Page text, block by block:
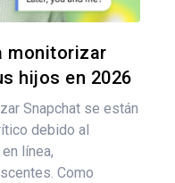
monitorizar
hijos en 2026
Snapchat se están
debido al
línea,
Como